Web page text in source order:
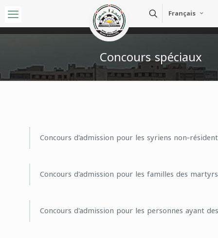
Français
Concours spéciaux
Concours d'admission pour les syriens non-
Concours d'admission pour les familles des martyrs
Concours d'admission pour les personnes ayant